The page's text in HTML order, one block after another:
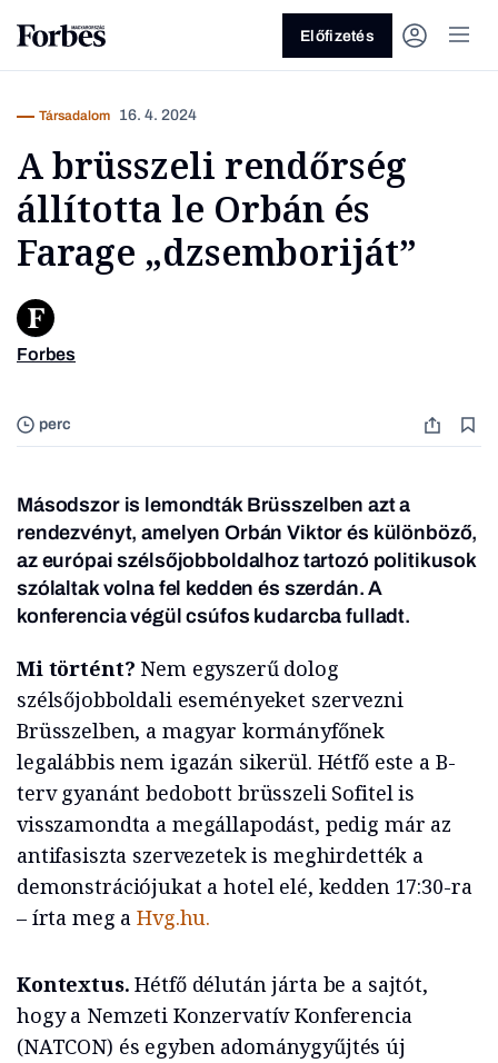
Előfizetés
perc
Társadalom 16. 4. 2024
A brüsszeli rendőrség
állította le Orbán és
Farage „dzsemboriját”
Forbes
Másodszor is lemondták Brüsszelben azt a
rendezvényt, amelyen Orbán Viktor és különböző,
az európai szélsőjobboldalhoz tartozó politikusok
szólaltak volna fel kedden és szerdán. A
konferencia végül csúfos kudarcba fulladt.
Mi történt? Nem egyszerű dolog
szélsőjobboldali eseményeket szervezni
Brüsszelben, a magyar kormányfőnek
legalábbis nem igazán sikerül. Hétfő este a B-
terv gyanánt bedobott brüsszeli Sofitel is
visszamondta a megállapodást, pedig már az
antifasiszta szervezetek is meghirdették a
demonstrációjukat a hotel elé, kedden 17:30-ra
– írta meg aHvg.hu.
Kontextus. Hétfő délután járta be a sajtót,
hogy a Nemzeti Konzervatív Konferencia
(NATCON) és egyben adománygyűjtés új